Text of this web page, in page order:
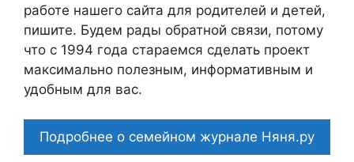
работе нашего сайта для родителей и детей,
пишите. Будем рады обратной связи, потому
что c 1994 года стараемся сделать проект
максимально полезным, информативным и
удобным для вас.
Подробнее о семейном журнале Няня.ру